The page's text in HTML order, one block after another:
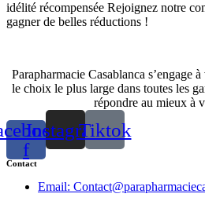
idélité récompensée Rejoignez notre
gagner de belles réductions !
Parapharmacie Casablanca s’engage
le choix le plus large dans toutes les
répondre au mieux à
f
InstagramTiktok
Contact
Email: